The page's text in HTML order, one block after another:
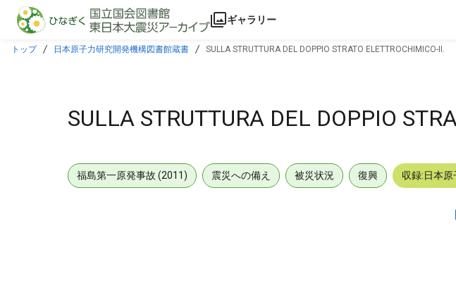
本文に飛ぶ
ギャラリー
トップ 日本原子力研究開発機構図書館蔵書 SULLA STRUTTURA DEL DOPPIO STRATO ELETTROCHIMICO-II.
SULLA STRUTTURA DEL DOPPIO
福島第一原発事故 (2011) 震災への備え 被災状況 復興 収録:日本